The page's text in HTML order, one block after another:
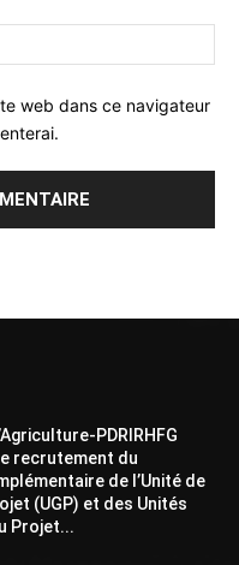
web dans ce navigateur
PDRIRHFG
recrutement du
de l’Unité de
(UGP) et des Unités
Projet...